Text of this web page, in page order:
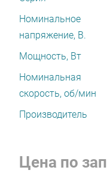
Номинальное
напряжение, В.
Мощность, Вт
Номинальная
скорость, об/мин
Производитель
Цена по